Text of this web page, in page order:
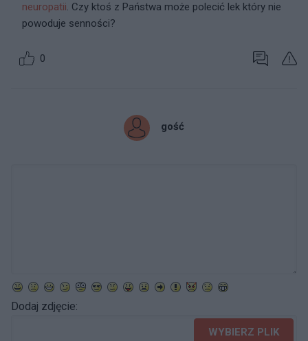
neuropatii. Czy ktoś z Państwa może polecić lek który nie
powoduje senności?
0
gość
Dodaj zdjęcie:
WYBIERZ PLIK